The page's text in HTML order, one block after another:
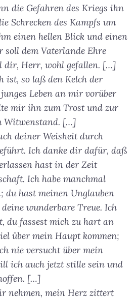
die Gefahren des Kriegs ihn
Schrecken des Kampfs um
einen hellen Blick und einen
soll dem Vaterlande Ehre
dir, Herr, wohl gefallen. […]
ist, so laß den Kelch der
Leben an mir vorüber
mir ihn zum Trost und zur
Witwenstand. […]
deiner Weisheit durch
Ich danke dir dafür, daß
hast in der Zeit
Ich habe manchmal
du hast meinen Unglauben
wunderbare Treue. Ich
du fassest mich zu hart an
über mein Haupt kommen;
nie versucht über mein
ich auch jetzt stille sein und
[…]
nehmen, mein Herz zittert